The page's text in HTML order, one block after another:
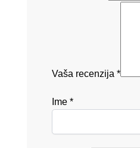
Vaša recenzija *
Ime *